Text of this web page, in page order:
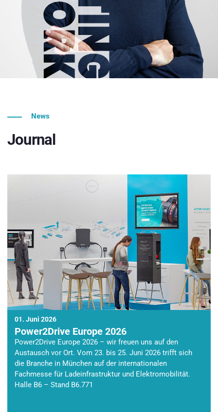
News
Journal
01. Juni 2026
Power2Drive Europe 2026
Power2Drive Europe 2026 – wir freuen uns auf den
Austausch vor Ort. Vom 23. bis 25. Juni 2026 trifft sich
die Branche in München auf der internationalen
Fachmesse für Ladeinfrastruktur und Elektromobilität.
Halle B6 – Stand B6.771